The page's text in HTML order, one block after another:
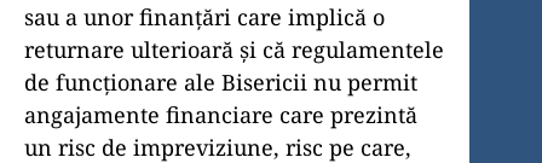
sau a unor finanțări care implică o
returnare ulterioară și că regulamentele
de funcționare ale Bisericii nu permit
angajamente financiare care prezintă
un risc de impreviziune, risc pe care,